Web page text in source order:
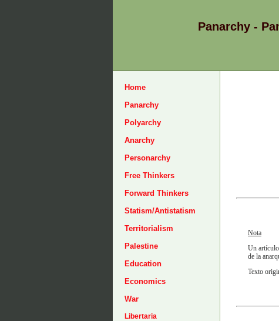
Panarchy -
Home
Panarchy
Polyarchy
Anarchy
Personarchy
Free Thinkers
Forward Thinkers
Statism/Antistatism
Territorialism
Palestine
Education
Economics
War
Libertaria
Nota
Un
de la
Texto